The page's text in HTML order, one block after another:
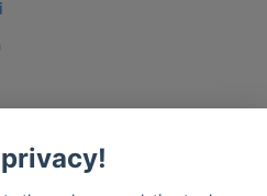
are trademarks of Google Inc.